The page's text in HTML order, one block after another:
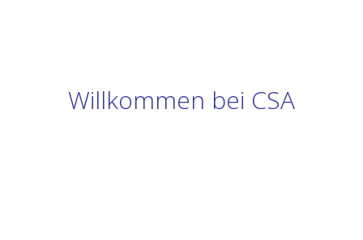
Willkommen bei CSA